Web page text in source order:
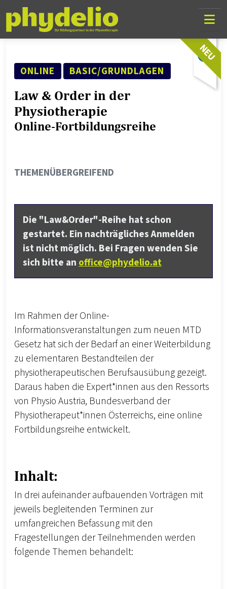
Skip LinksSkip to content
Skip to mobile navigation
Go to website search page
SEMINAR ART
ONLINE FORTSCHRITTSLEVEL
BASIC/GRUNDLAGEN
Law & Order in der
Physiotherapie
Online-Fortbildungsreihe
THEMENGEBIET
THEMENÜBERGREIFEND
Die "Law&Order"-Reihe hat schon
gestartet. Ein nachträgliches Anmelden
ist nicht möglich. Bei Fragen wenden Sie
sich bitte anoffice@phydelio.at
Im Rahmen der Online-
Informationsveranstaltungen zum neuen MTD
Gesetz hat sich der Bedarf an einer Weiterbildung
zu elementaren Bestandteilen der
physiotherapeutischen Berufsausübung gezeigt.
Daraus haben die Expert*innen aus den Ressorts
von Physio Austria, Bundesverband der
Physiotherapeut*innen Österreichs, eine online
Fortbildungsreihe entwickelt.
Inhalt:
In drei aufeinander aufbauenden Vorträgen mit
jeweils begleitenden Terminen zur
umfangreichen Befassung mit den
Fragestellungen der Teilnehmenden werden
folgende Themen behandelt:
NEU